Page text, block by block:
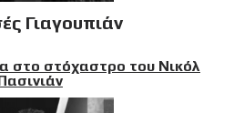
Γιαγουπιάν
στο στόχαστρο του Νικόλ